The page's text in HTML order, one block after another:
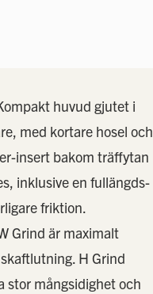
huvud gjutet i
med kortare hosel och
insert bakom träffytan
inklusive en fullängds-
friktion.
Grind är maximalt
H Grind
stor mångsidighet och